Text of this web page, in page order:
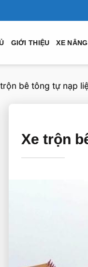
GIỚI THIỆU XE
bê tông tự nạp
Xe trộn